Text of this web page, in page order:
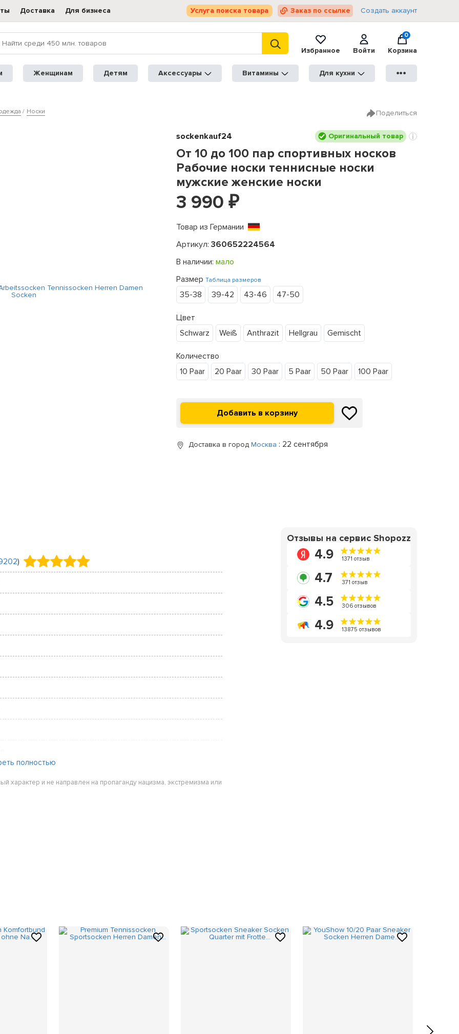
Доставка Для бизнеса Услуга поиска товара Заказ по ссылке Создать аккаунт
Избранное
Войти
0
Корзина
Женщинам Детям Аксессуары Витамины Для кухни ●●●
Носки Поделиться
sockenkauf24 Оригинальный товар
От 10 до 100 пар спортивных носков
Рабочие носки теннисные носки
мужские женские носки
3 990 ₽
Товар из Германии
Артикул: 360652224564
В наличии: мало
Размер Таблица размеров
35-38 39-42 43-46 47-50
Цвет
Schwarz
Weiß Anthrazit Hellgrau Gemischt
Количество
10 Paar
20 Paar 30 Paar 5 Paar 50 Paar 100 Paar
Доставка в город Москва : 22 сентября
)
полностью
характер и не направлен на пропаганду нацизма, экстремизма или
Отзывы на сервис Shopozz
4.9 1371 отзыв
4.7 371 отзыв
4.5 306 отзывов
4.9 13875 отзывов